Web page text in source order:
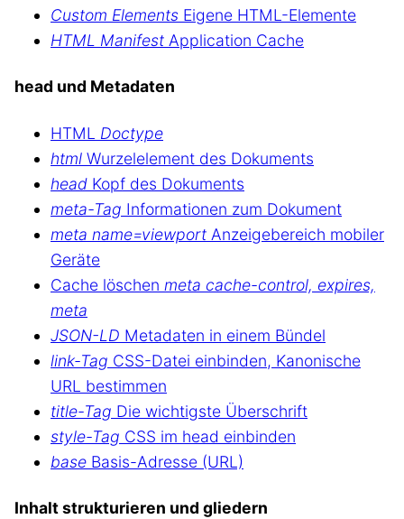
Custom Elements Eigene HTML-Elemente
HTML Manifest Application Cache
head und Metadaten
HTML Doctype
html Wurzelelement des Dokuments
head Kopf des Dokuments
meta-Tag Informationen zum Dokument
meta name=viewport Anzeigebereich mobiler
Geräte
Cache löschen meta cache-control, expires,
meta
JSON-LD Metadaten in einem Bündel
link-Tag CSS-Datei einbinden, Kanonische
URL bestimmen
title-Tag Die wichtigste Überschrift
style-Tag CSS im head einbinden
base Basis-Adresse (URL)
Inhalt strukturieren und gliedern